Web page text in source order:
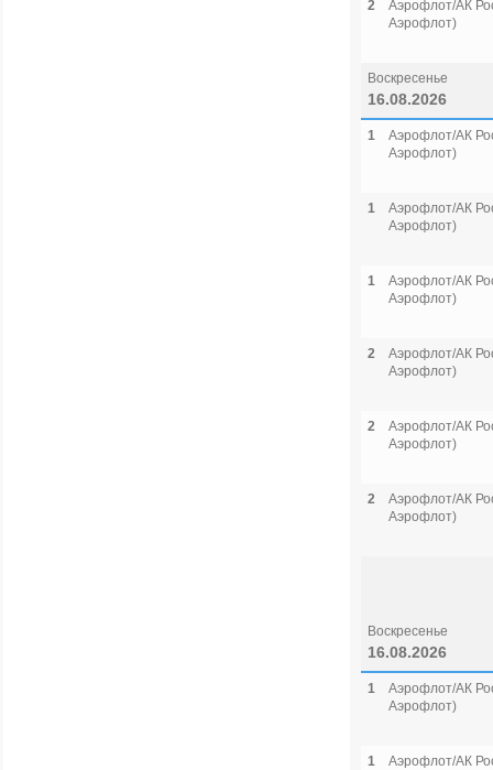
2
Аэрофлот/АК
Аэрофлот)
Воскресенье
16.08.2026
1
Аэрофлот/АК
Аэрофлот)
1
Аэрофлот/АК
Аэрофлот)
1
Аэрофлот/АК
Аэрофлот)
2
Аэрофлот/АК
Аэрофлот)
2
Аэрофлот/АК
Аэрофлот)
2
Аэрофлот/АК
Аэрофлот)
Воскресенье
16.08.2026
1
Аэрофлот/АК
Аэрофлот)
1
Аэрофлот/АК